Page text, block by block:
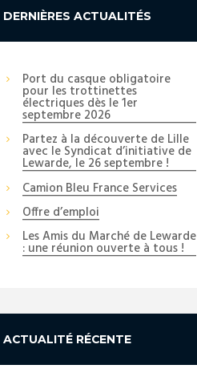
Next item
DERNIÈRES ACTUALITÉS
Port du casque obligatoire
pour les trottinettes
électriques dès le 1er
septembre 2026
Partez à la découverte de Lille
avec le Syndicat d’initiative de
Lewarde, le 26 septembre !
Camion Bleu France Services
Offre d’emploi
Les Amis du Marché de Lewarde
: une réunion ouverte à tous !
ACTUALITÉ RÉCENTE